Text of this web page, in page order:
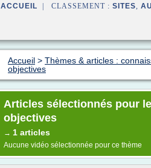
ACCUEIL | CLASSEMENT : SITES,
Accueil > Thèmes & articles :
objectives
Articles sélectionnés pour
objectives
→ 1 articles
Aucune vidéo sélectionnée pour ce thème